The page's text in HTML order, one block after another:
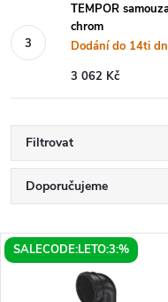
TEMPOR
chrom
Dodání do 14ti
3 062 Kč
Filtrovat
Ř
a
z
Doporučujeme
Nejdražší
Nejprodávanější
V
SALECODE:LETO:3:%